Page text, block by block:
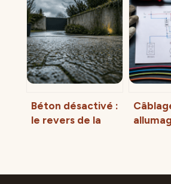
modèles et
conseils pour bien
choisir
du
tarifs,
et
Béton désactivé :
le revers de la
techniques
toute